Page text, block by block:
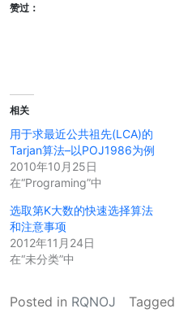
赞过：
相关
用于求最近公共祖先(LCA)的
Tarjan算法–以POJ1986为例
2010年10月25日
在“Programing”中
选取第K大数的快速选择算法
和注意事项
2012年11月24日
在“未分类”中
Posted in RQNOJ Tagged